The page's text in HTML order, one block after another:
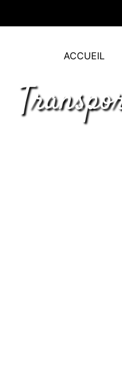
ACCUEIL